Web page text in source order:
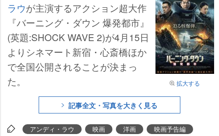
拡大する
ラウが主演するアクション超大作
『バーニング・ダウン 爆発都市』
(英題:SHOCK WAVE 2)が4月15日
よりシネマート新宿・心斎橋ほか
で全国公開されることが決まっ
た。
記事全文・写真を大きく見る
アンディ・ラウ 映画 洋画
映画予告編